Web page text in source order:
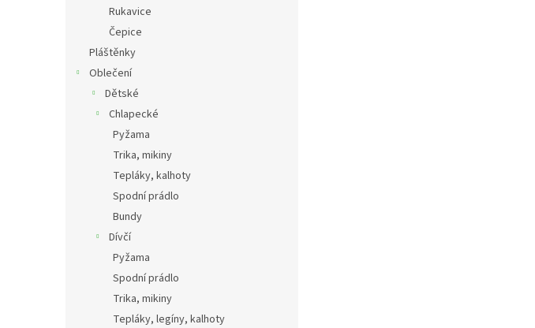
Rukavice
Čepice
Pláštěnky
Oblečení
Dětské
Chlapecké
Pyžama
Trika, mikiny
Tepláky, kalhoty
Spodní prádlo
Bundy
Dívčí
Pyžama
Spodní prádlo
Trika, mikiny
Tepláky, legíny, kalhoty